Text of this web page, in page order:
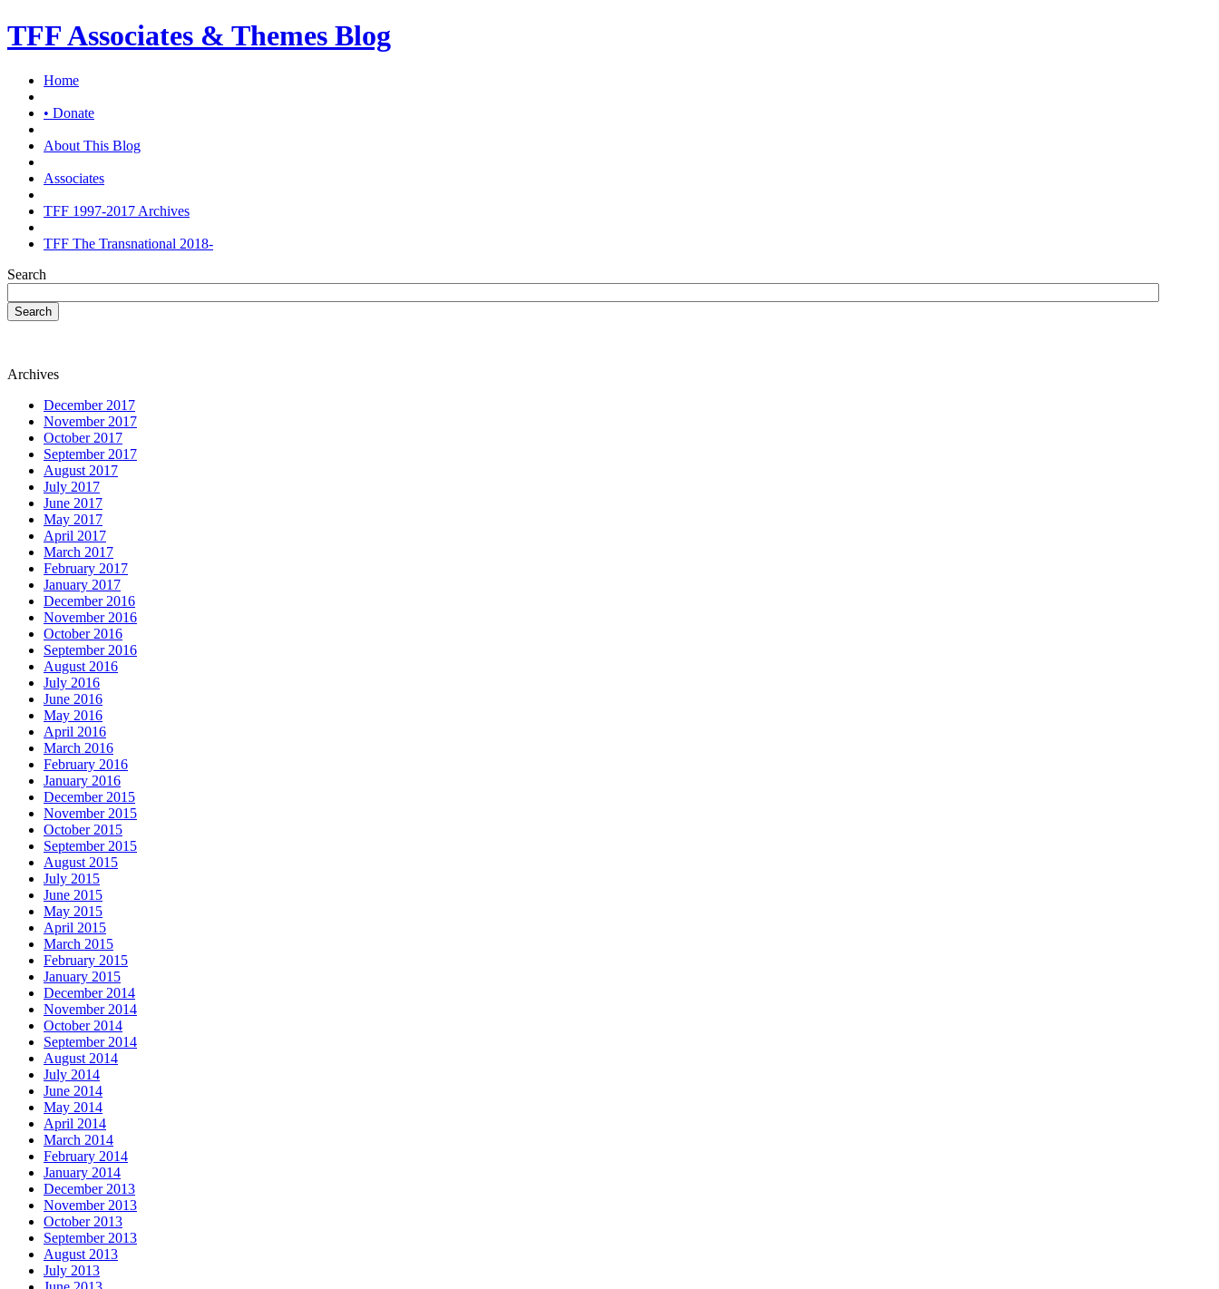
TFF Associates & Themes Blog
Home
• Donate
About This Blog
Associates
TFF 1997-2017 Archives
TFF The Transnational 2018-
Search
Search
Archives
December 2017
November 2017
October 2017
September 2017
August 2017
July 2017
June 2017
May 2017
April 2017
March 2017
February 2017
January 2017
December 2016
November 2016
October 2016
September 2016
August 2016
July 2016
June 2016
May 2016
April 2016
March 2016
February 2016
January 2016
December 2015
November 2015
October 2015
September 2015
August 2015
July 2015
June 2015
May 2015
April 2015
March 2015
February 2015
January 2015
December 2014
November 2014
October 2014
September 2014
August 2014
July 2014
June 2014
May 2014
April 2014
March 2014
February 2014
January 2014
December 2013
November 2013
October 2013
September 2013
August 2013
July 2013